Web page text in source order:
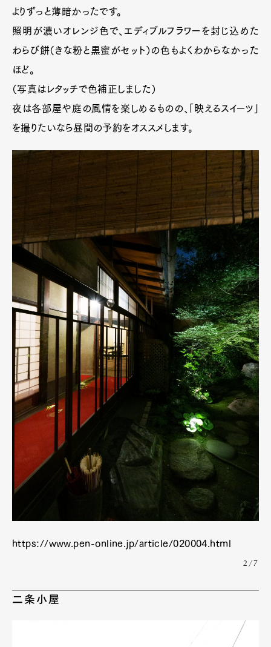
よりずっと薄暗かったです。
照明が濃いオレンジ色で、エディブルフラワーを封じ込めた
わらび餅（きな粉と黒蜜がセット）の色もよくわからなかった
ほど。
（写真はレタッチで色補正しました）
夜は各部屋や庭の風情を楽しめるものの、「映えるスイーツ」
を撮りたいなら昼間の予約をオススメします。
https://www.pen-online.jp/article/020004.html
2/7
二条小屋